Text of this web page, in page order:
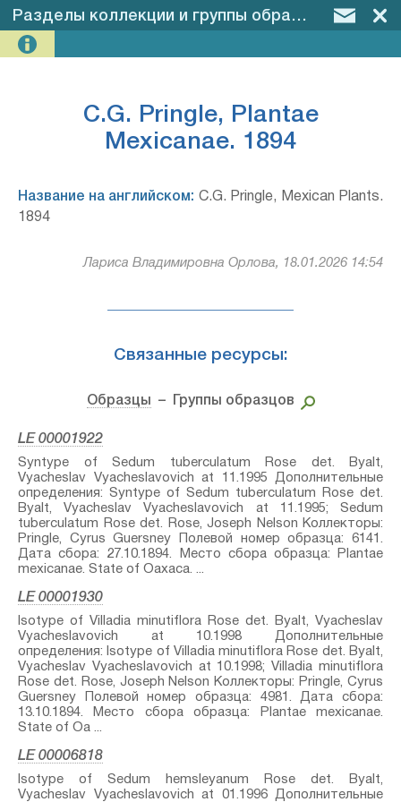
Разделы коллекции и группы образцов –C.G.
C.G. Pringle, Plantae
Mexicanae. 1894
Название на английском: C.G. Pringle, Mexican Plants.
1894
Лариса Владимировна Орлова, 18.01.2026 14:54
Связанные ресурсы:
Образцы – Группы образцов
LE 00001922
Syntype of Sedum tuberculatum Rose⁣ det. Byalt,
Vyacheslav Vyacheslavovich at 11.1995 Дополнительные
определения: Syntype of Sedum tuberculatum Rose⁣ det.
Byalt, Vyacheslav Vyacheslavovich at 11.1995; Sedum
tuberculatum Rose⁣ det. Rose, Joseph Nelson Коллекторы:
Pringle, Cyrus Guersney Полевой номер образца: 6141.
Дата сбора: 27.10.1894. Место сбора образца: Plantae
mexicanae. State of Oaxaca. ...
LE 00001930
Isotype of Villadia minutiflora Rose⁣ det. Byalt, Vyacheslav
Vyacheslavovich at 10.1998 Дополнительные
определения: Isotype of Villadia minutiflora Rose⁣ det. Byalt,
Vyacheslav Vyacheslavovich at 10.1998; Villadia minutiflora
Rose⁣ det. Rose, Joseph Nelson Коллекторы: Pringle, Cyrus
Guersney Полевой номер образца: 4981. Дата сбора:
13.10.1894. Место сбора образца: Plantae mexicanae.
State of Oa ...
LE 00006818
Isotype of Sedum hemsleyanum Rose⁣ det. Byalt,
Vyacheslav Vyacheslavovich at 01.1996 Дополнительные